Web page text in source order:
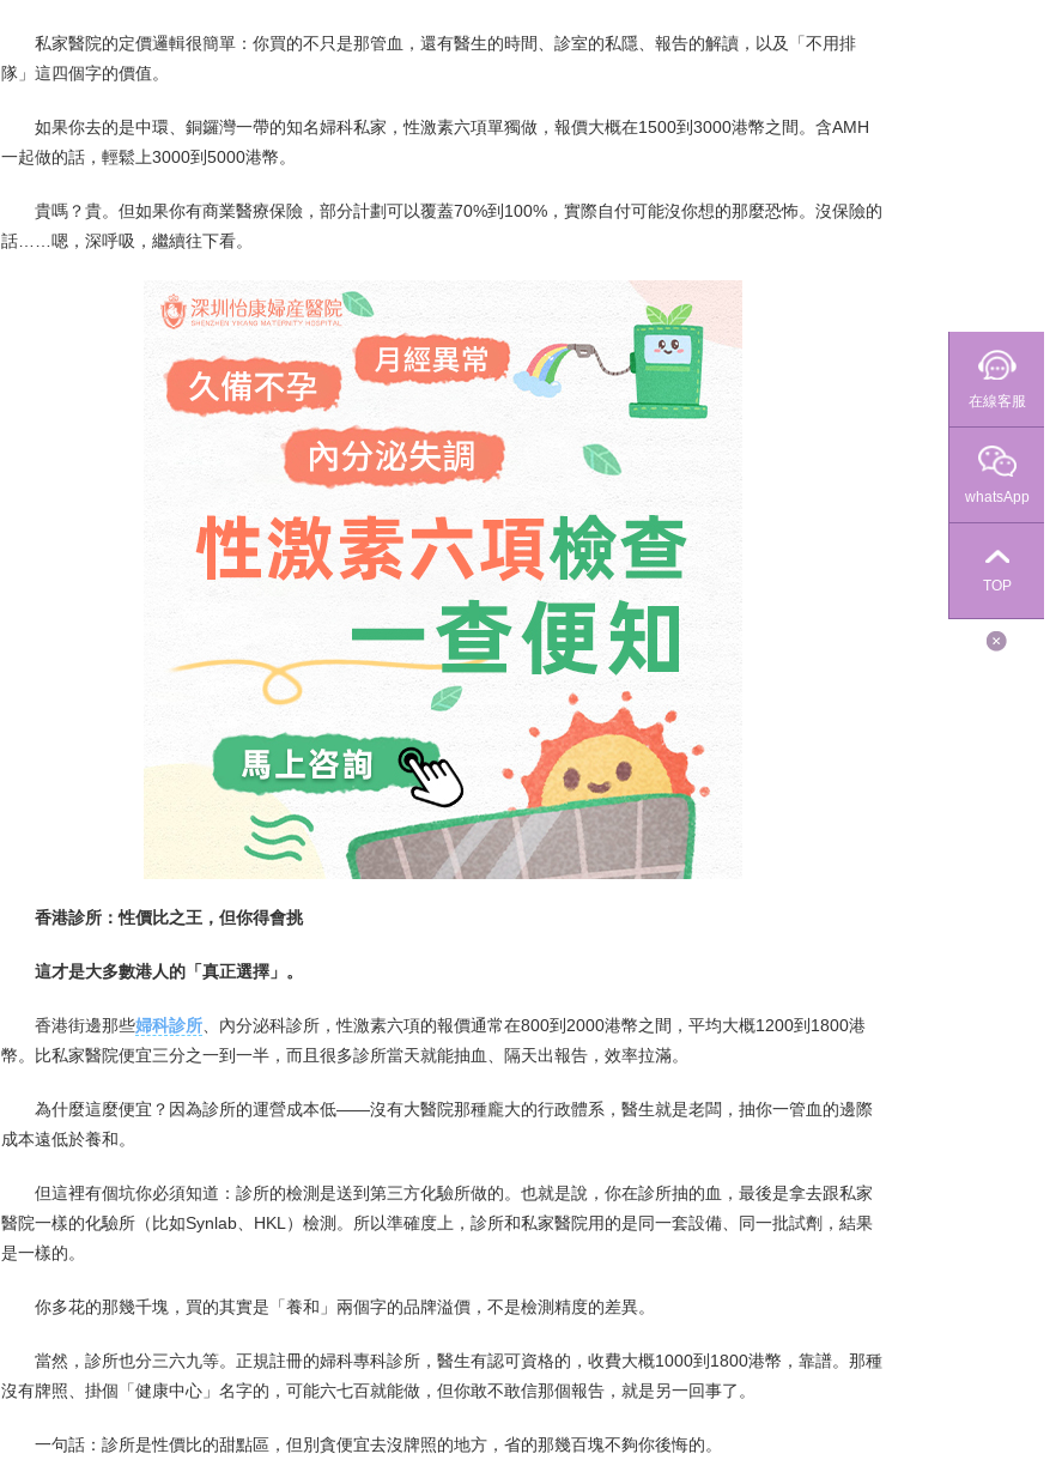
私家醫院的定價邏輯很簡單：你買的不只是那管血，還有醫生的時間、診室的私隱、報告的解讀，以及「不用排
隊」這四個字的價值。
如果你去的是中環、銅鑼灣一帶的知名婦科私家，性激素六項單獨做，報價大概在1500到3000港幣之間。含AMH
一起做的話，輕鬆上3000到5000港幣。
貴嗎？貴。但如果你有商業醫療保險，部分計劃可以覆蓋70%到100%，實際自付可能沒你想的那麼恐怖。沒保險的
話……嗯，深呼吸，繼續往下看。
香港診所：性價比之王，但你得會挑
這才是大多數港人的「真正選擇」。
香港街邊那些婦科診所、內分泌科診所，性激素六項的報價通常在800到2000港幣之間，平均大概1200到1800港
幣。比私家醫院便宜三分之一到一半，而且很多診所當天就能抽血、隔天出報告，效率拉滿。
為什麼這麼便宜？因為診所的運營成本低——沒有大醫院那種龐大的行政體系，醫生就是老闆，抽你一管血的邊際
成本遠低於養和。
但這裡有個坑你必須知道：診所的檢測是送到第三方化驗所做的。也就是說，你在診所抽的血，最後是拿去跟私家
醫院一樣的化驗所（比如Synlab、HKL）檢測。所以準確度上，診所和私家醫院用的是同一套設備、同一批試劑，結果
是一樣的。
你多花的那幾千塊，買的其實是「養和」兩個字的品牌溢價，不是檢測精度的差異。
當然，診所也分三六九等。正規註冊的婦科專科診所，醫生有認可資格的，收費大概1000到1800港幣，靠譜。那種
沒有牌照、掛個「健康中心」名字的，可能六七百就能做，但你敢不敢信那個報告，就是另一回事了。
一句話：診所是性價比的甜點區，但別貪便宜去沒牌照的地方，省的那幾百塊不夠你後悔的。
在線客服
whatsApp
TOP